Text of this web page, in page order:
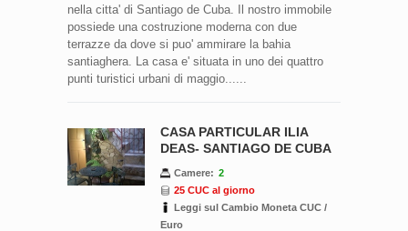
nella citta' di Santiago de Cuba. Il nostro immobile
possiede una costruzione moderna con due
terrazze da dove si puo' ammirare la bahia
santiaghera. La casa e' situata in uno dei quattro
punti turistici urbani di maggio......
CASA PARTICULAR ILIA
DEAS- SANTIAGO DE CUBA
Camere: 2
25 CUC al giorno
Leggi sul Cambio Moneta CUC /
Euro